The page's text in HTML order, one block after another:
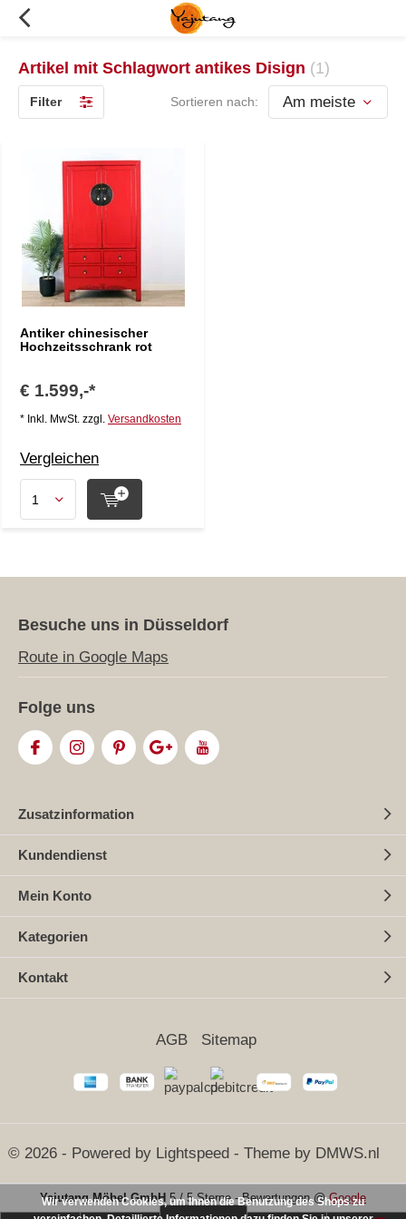
Artikel mit Schlagwort antikes Disign (1)
Filter Sortieren nach:
Antiker chinesischer
Hochzeitsschrank rot
€ 1.599,-*
* Inkl. MwSt. zzgl. Versandkosten
Vergleichen
Besuche uns in Düsseldorf
Route in Google Maps
Folge uns
Zusatzinformation
Kundendienst
Mein Konto
Kategorien
Kontakt
© 2026 - Powered by Lightspeed - Theme by DMWS.nl
AGB Sitemap
Yajutang Möbel GmbH 5/5 Sterne-Bewertungen @Google
Wir verwenden Cookies, um Ihnen die Benutzung des Shops zu